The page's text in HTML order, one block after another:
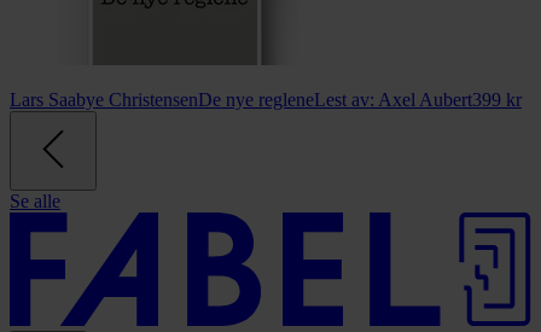
Lars Saabye ChristensenDe nye regleneLest av: Axel Aubert399 kr
Se alle